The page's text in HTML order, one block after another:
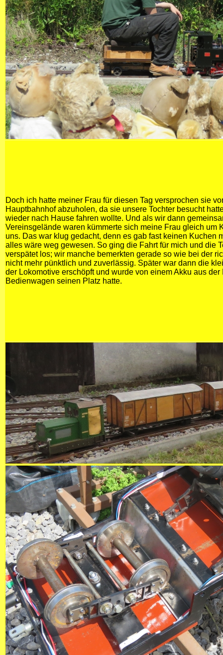
Doch ich hatte meiner Frau für diesen Tag versprochen sie
Hauptbahnhof abzuholen, da sie unsere Tochter besucht
wieder nach Hause fahren wollte. Und als wir dann
Vereinsgelände waren kümmerte sich meine Frau gleich um
uns. Das war klug gedacht, denn es gab fast keinen Kuchen
alles wäre weg gewesen. So ging die Fahrt für mich und die
verspätet los; wir manche bemerkten gerade so wie bei der
nicht mehr pünktlich und zuverlässig. Später war dann die
der Lokomotive erschöpft und wurde von einem Akku aus
Bedienwagen seinen Platz hatte.